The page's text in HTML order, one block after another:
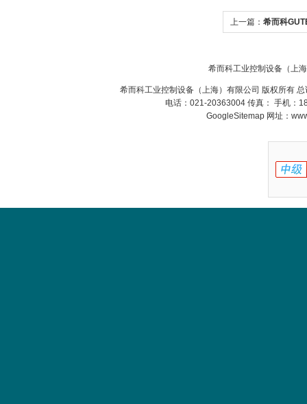
上一篇： 希而科
希而科工业控制设备（上
希而科工业控制设备（上海）有限公司 版权所有
电话：021-20363004 传真： 手机：
GoogleSitemap网址：